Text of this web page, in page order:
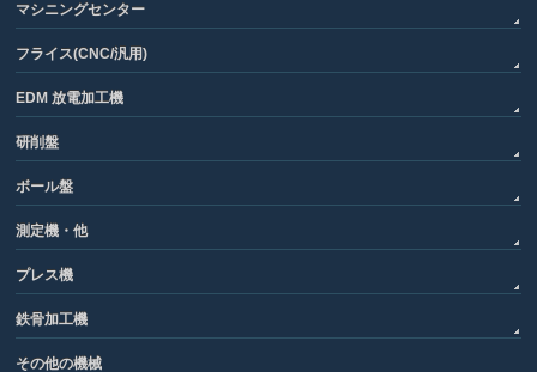
マシニングセンター
フライス(CNC/汎用)
EDM 放電加工機
研削盤
ボール盤
測定機・他
プレス機
鉄骨加工機
その他の機械